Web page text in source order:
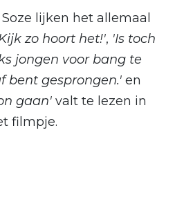
lijken het allemaal
zo hoort het!', 'Is toch
jongen voor bang te
bent gesprongen.' en
gaan' valt te lezen in
filmpje.